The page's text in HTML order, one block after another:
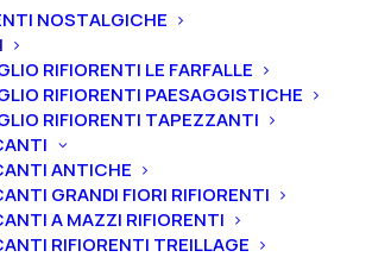
NOSTALGICHE
RIFIORENTI LE FARFALLE
RIFIORENTI PAESAGGISTICHE
RIFIORENTI TAPEZZANTI
ANTICHE
GRANDI FIORI RIFIORENTI
A MAZZI RIFIORENTI
RIFIORENTI TREILLAGE
“Crowned in
€
“Crowned in Glory” ha vessilli color
ali color lavanda-viola, centro viola-